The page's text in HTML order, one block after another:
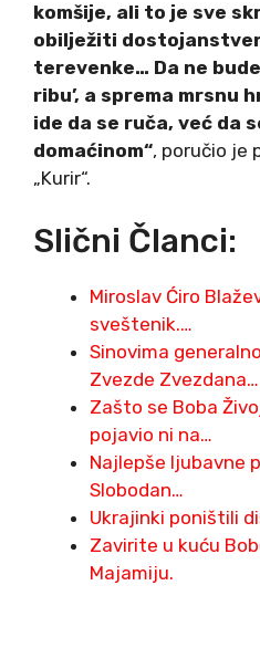
komšije, ali to je sve
obilježiti
terevenke… Da ne
ribu’, a sprema mrsnu
ide da se ruča, već da
domaćinom“, poručio je
„Kurir“.
Slični Članci:
Miroslav Ćiro
sveštenik.…
Sinovima
Zvezde Zvezdana…
Zašto se Boba
pojavio ni na…
Najlepše ljubavne
Slobodan…
Ukrajinki poništili
Zavirite u kuću
Majamiju.